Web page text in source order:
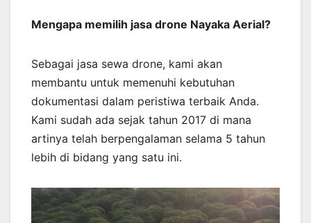
Mengapa memilih jasa drone Nayaka Aerial?
Sebagai jasa sewa drone, kami akan
membantu untuk memenuhi kebutuhan
dokumentasi dalam peristiwa terbaik Anda.
Kami sudah ada sejak tahun 2017 di mana
artinya telah berpengalaman selama 5 tahun
lebih di bidang yang satu ini.